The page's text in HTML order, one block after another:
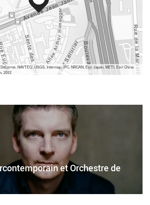
NAVTEQ, USGS, Intermap, iPC, NRCAN, Esri Japan, METI, Esri China
2012
et Orchestre de